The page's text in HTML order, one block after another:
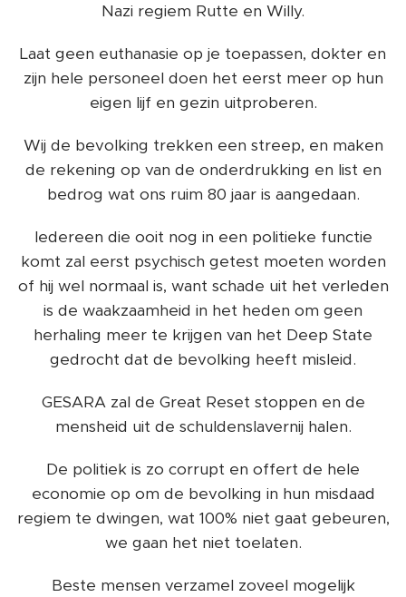
Nazi regiem Rutte en Willy.
Laat geen euthanasie op je toepassen, dokter en
zijn hele personeel doen het eerst meer op hun
eigen lijf en gezin uitproberen.
Wij de bevolking trekken een streep, en maken
de rekening op van de onderdrukking en list en
bedrog wat ons ruim 80 jaar is aangedaan.
Iedereen die ooit nog in een politieke functie
komt zal eerst psychisch getest moeten worden
of hij wel normaal is, want schade uit het verleden
is de waakzaamheid in het heden om geen
herhaling meer te krijgen van het Deep State
gedrocht dat de bevolking heeft misleid.
GESARA zal de Great Reset stoppen en de
mensheid uit de schuldenslavernij halen.
De politiek is zo corrupt en offert de hele
economie op om de bevolking in hun misdaad
regiem te dwingen, wat 100% niet gaat gebeuren,
we gaan het niet toelaten.
Beste mensen verzamel zoveel mogelijk